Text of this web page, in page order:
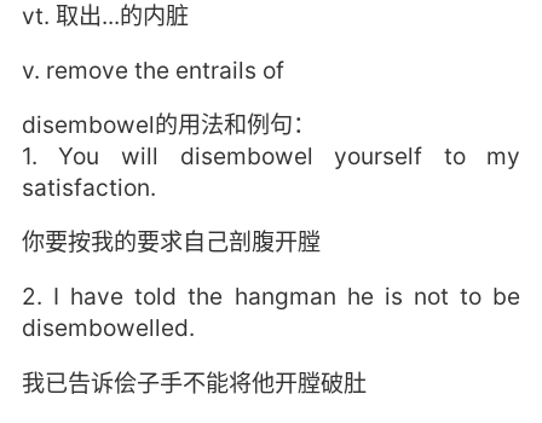
vt. 取出...的内脏
v. remove the entrails of
disembowel的用法和例句：
1. You will disembowel yourself to my
satisfaction.
你要按我的要求自己剖腹开膛
2. I have told the hangman he is not to be
disembowelled.
我已告诉侩子手不能将他开膛破肚